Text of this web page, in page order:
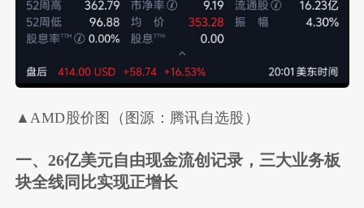
▲AMD股价图（图源：腾讯自选股）
一、 26亿美元自由现金流创记录，三大业务板
块全线同比实现正增长